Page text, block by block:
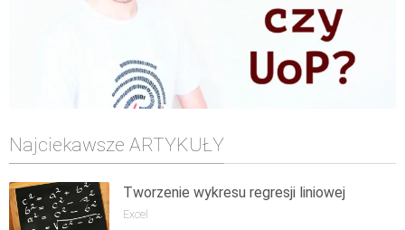
Najciekawsze ARTYKUŁY
Tworzenie wykresu regresji liniowej
Excel